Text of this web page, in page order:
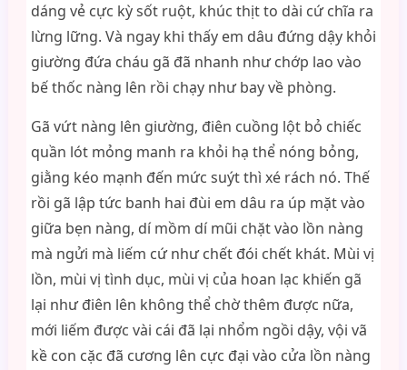
dáng vẻ cực kỳ sốt ruột, khúc thịt to dài cứ chĩa ra
lừng lững. Và ngay khi thấy em dâu đứng dậy khỏi
giường đứa cháu gã đã nhanh như chớp lao vào
bế thốc nàng lên rồi chạy như bay về phòng.
Gã vứt nàng lên giường, điên cuồng lột bỏ chiếc
quần lót mỏng manh ra khỏi hạ thể nóng bỏng,
giằng kéo mạnh đến mức suýt thì xé rách nó. Thế
rồi gã lập tức banh hai đùi em dâu ra úp mặt vào
giữa bẹn nàng, dí mồm dí mũi chặt vào lồn nàng
mà ngửi mà liếm cứ như chết đói chết khát. Mùi vị
lồn, mùi vị tình dục, mùi vị của hoan lạc khiến gã
lại như điên lên không thể chờ thêm được nữa,
mới liếm được vài cái đã lại nhổm ngồi dậy, vội vã
kề con cặc đã cương lên cực đại vào cửa lồn nàng